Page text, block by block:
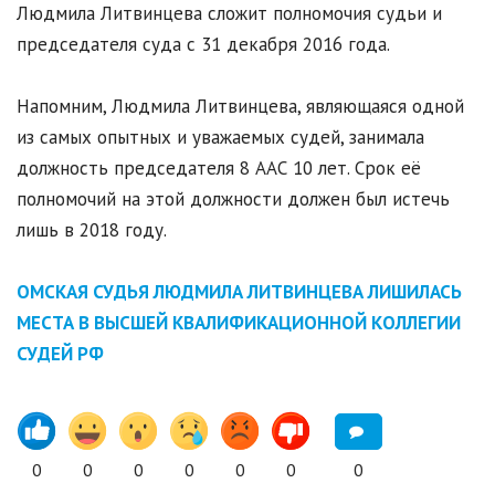
Людмила Литвинцева сложит полномочия судьи и
председателя суда с 31 декабря 2016 года.
Напомним, Людмила Литвинцева, являющаяся одной
из самых опытных и уважаемых судей, занимала
должность председателя 8 ААС 10 лет. Срок её
полномочий на этой должности должен был истечь
лишь в 2018 году.
ОМСКАЯ СУДЬЯ ЛЮДМИЛА ЛИТВИНЦЕВА ЛИШИЛАСЬ
МЕСТА В ВЫСШЕЙ КВАЛИФИКАЦИОННОЙ КОЛЛЕГИИ
СУДЕЙ РФ
0 0 0 0 0 0 0